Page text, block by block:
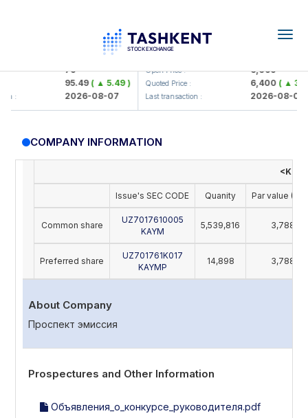
79
95.49( ▲ 5.49 )
2026-08-07
UZMK (<O'zmetkombinat> AJ)
Open Price : 6,099
Quoted Price : 6,400( ▲
Last transaction : 2026-08-07
COMPANY INFORMATION
Issue's SEC CODE Quanity Par value
Common share
UZ7017610005
KAYM
5,539,816 3,788
Preferred share
UZ701761K017
KAYMP
14,898 3,788
About Company
Проспект эмиссия
Prospectures and Other Information
Объявления_о_конкурсе_руководителя.pdf